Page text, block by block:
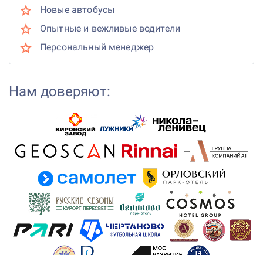
Новые автобусы
Опытные и вежливые водители
Персональный менеджер
Нам доверяют: